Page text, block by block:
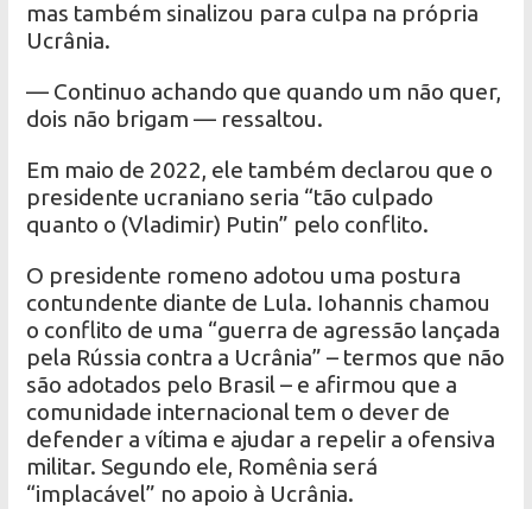
mas também sinalizou para culpa na própria
Ucrânia.
— Continuo achando que quando um não quer,
dois não brigam — ressaltou.
Em maio de 2022, ele também declarou que o
presidente ucraniano seria “tão culpado
quanto o (Vladimir) Putin” pelo conflito.
O presidente romeno adotou uma postura
contundente diante de Lula. Iohannis chamou
o conflito de uma “guerra de agressão lançada
pela Rússia contra a Ucrânia” – termos que não
são adotados pelo Brasil – e afirmou que a
comunidade internacional tem o dever de
defender a vítima e ajudar a repelir a ofensiva
militar. Segundo ele, Romênia será
“implacável” no apoio à Ucrânia.